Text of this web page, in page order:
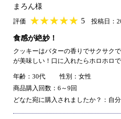
まろん様
評価 ★★★★★
★★★★★ 5 投稿日：
食感が絶妙！
クッキーはバターの香りでサクサク
が美味しい！口に入れたらホロホロ
年齢：30代
性別：女性
商品購入回数：6～9回
どなた宛に購入されましたか？：自